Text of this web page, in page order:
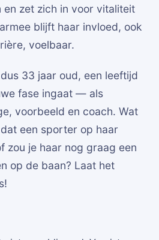
zet zich in voor vitaliteit
blijft haar invloed, ook
voelbaar.
33 jaar oud, een leeftijd
fase ingaat — als
voorbeeld en coach. Wat
een sporter op haar
zou je haar nog graag een
op de baan? Laat het